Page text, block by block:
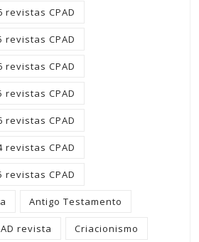
revistas CPAD
revistas CPAD
revistas CPAD
revistas CPAD
revistas CPAD
revistas CPAD
revistas CPAD
Antigo Testamento
revista Criacionismo